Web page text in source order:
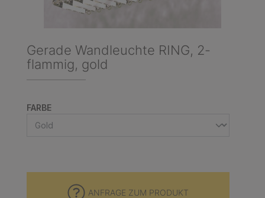
Gerade Wandleuchte RING, 2-
flammig, gold
FARBEAUSWÄHLEN
ANFRAGE ZUM PRODUKT